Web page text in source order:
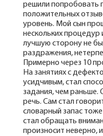
решили попробовать
положительных
уровень. Мой сын
нескольких процедур
лучшую сторону не
раздражения,
Примерно через 10
На занятиях с
усидчивым, стал
задания, чем раньше.
речь. Сам стал
словарный запас
стал обращать
произносит неверно,